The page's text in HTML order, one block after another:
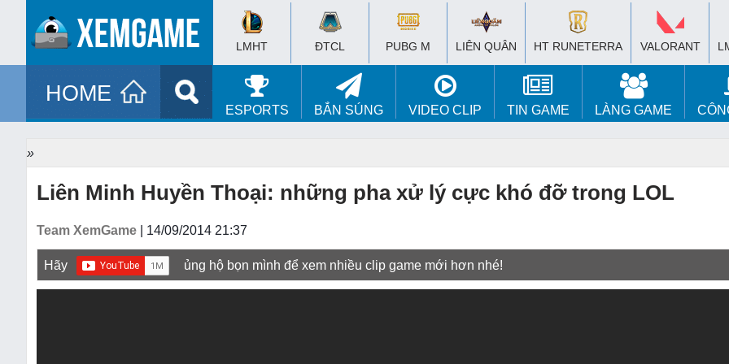
LMHT ĐTCL PUBG M LIÊN QUÂN HT RUNETERRA VALORANT
HOME
ESPORTS BẮN SÚNG VIDEO CLIP TIN GAME LÀNG GAME
»
Liên Minh Huyền Thoại: những pha xử lý cực khó đỡ trong LOL
Team XemGame | 14/09/2014 21:37
Hãy ủng hộ bọn mình để xem nhiều clip game mới hơn nhé!